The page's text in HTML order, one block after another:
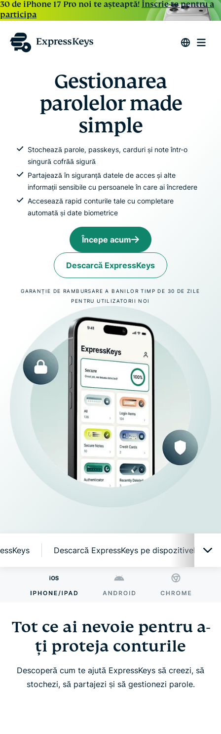
30 de iPhone 17 Pro noi te așteaptă! Înscrie-te pentru a
participa
Gestionarea
parolelor made
simple
Stochează parole, passkeys, carduri și note într-o
singură cofrăă sigură
Partajează în siguranță datele de acces și alte
informații sensibile cu persoanele în care ai încredere
Accesează rapid conturile tale cu completare
automată și date biometrice
Începe acum
Descarcă ExpressKeys
GARANȚIE DE RAMBURSARE A BANILOR TIMP DE 30 DE ZILE
PENTRU UTILIZATORII NOI
Descarcă ExpressKeys pe dispozitivele
Tot ce ai nevoie pentru a-ți proteja conturile
De ce ExpressKeys?
Funcții inteligente, simplu de utilizat
Începe să folosești ExpressKeys
Tot ce ai nevoie pentru a-
ți proteja conturile
Descoperă cum te ajută ExpressKeys să creezi, să
stochezi, să partajezi și să gestionezi parole.